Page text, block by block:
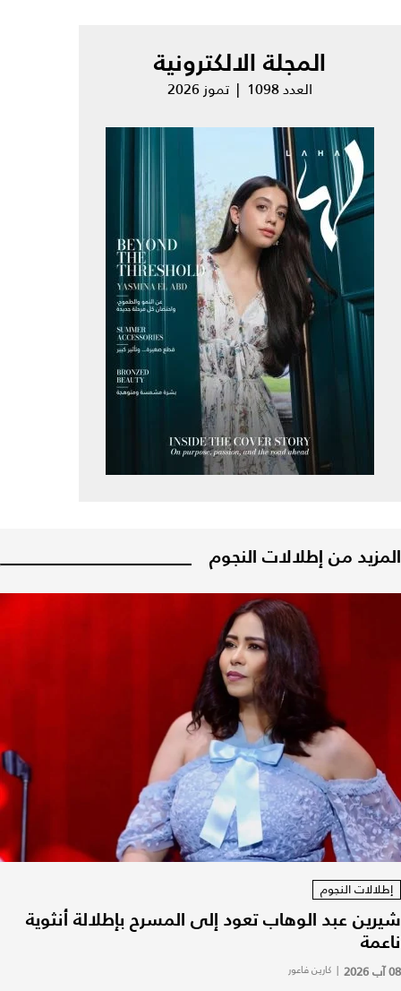
المجلة الالكترونية
العدد 1098 | تموز 2026
المزيد من إطلالات النجوم
إطلالات النجوم
شيرين عبد الوهاب تعود إلى المسرح بإطلالة أنثوية
ناعمة
08 آب 2026 | كارين فاعور